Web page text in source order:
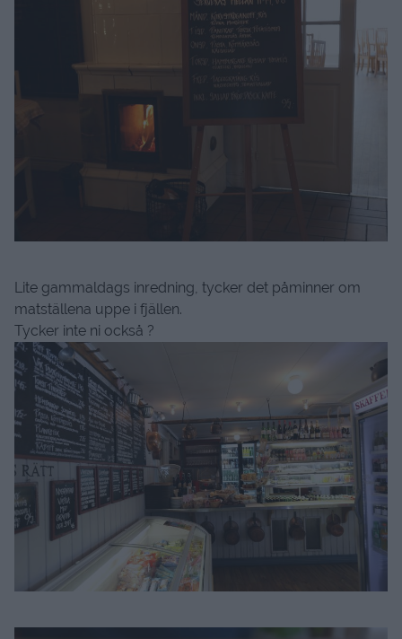
Lite gammaldags inredning, tycker det påminner om
matställena uppe i fjällen.
Tycker inte ni också ?